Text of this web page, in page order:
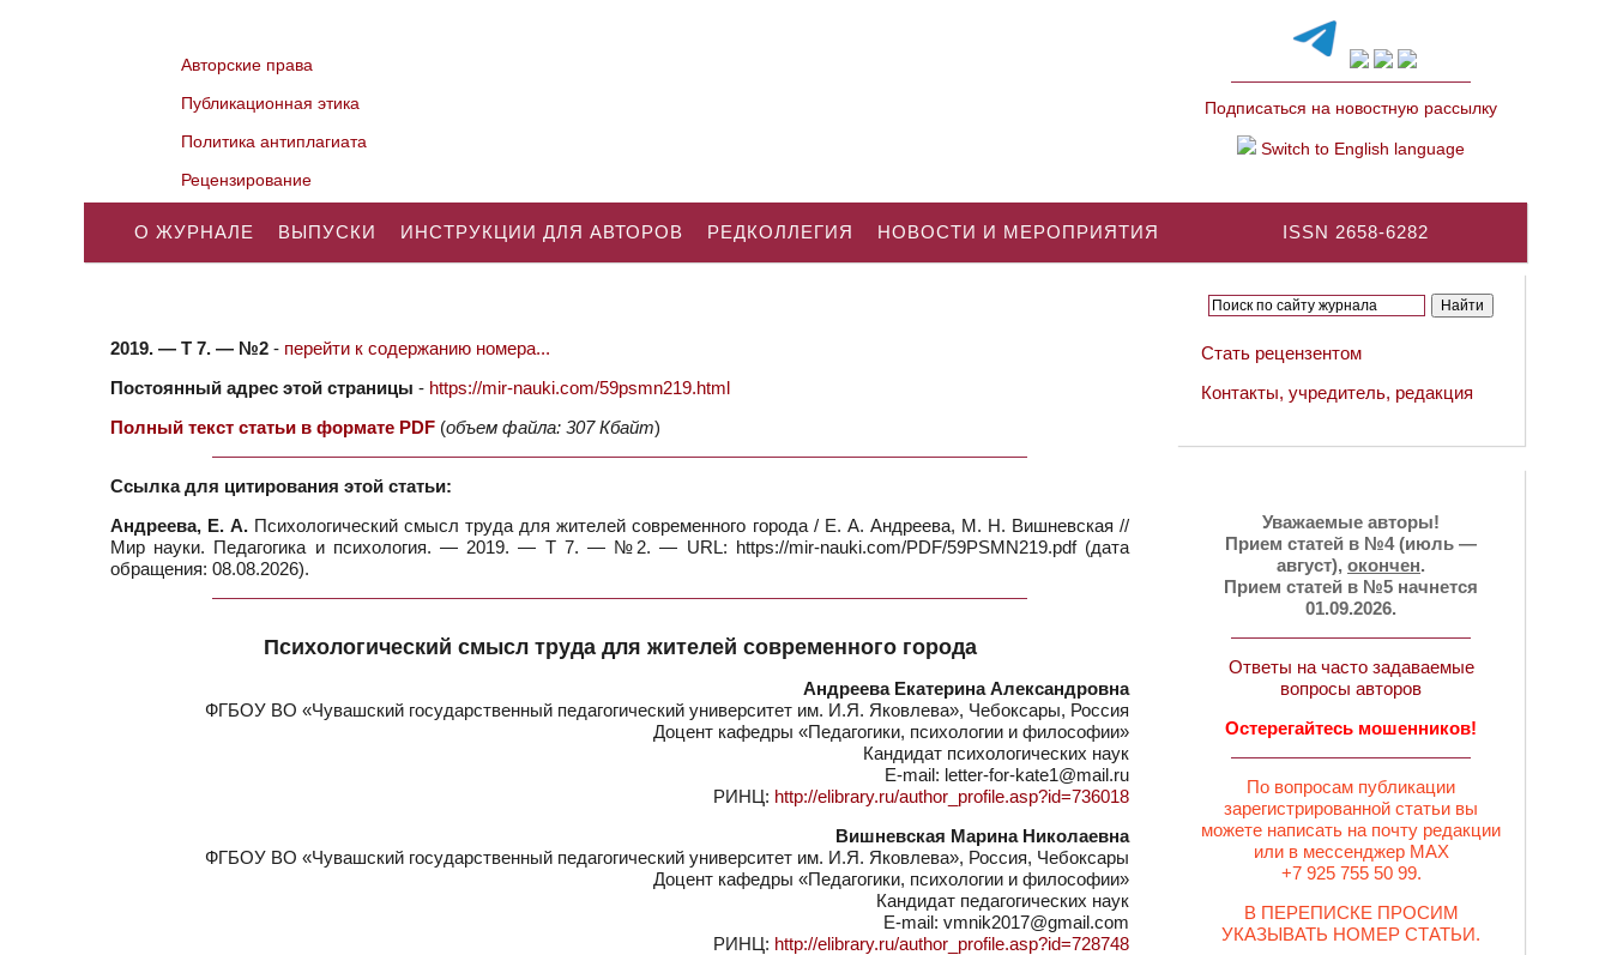
Авторские права
Публикационная этика
Политика антиплагиата
Рецензирование
Подписаться на новостную рассылку
Switch to English language
ISSN 2658-6282
О ЖУРНАЛЕ ВЫПУСКИ ИНСТРУКЦИИ ДЛЯ АВТОРОВ РЕДКОЛЛЕГИЯ НОВОСТИ И МЕРОПРИЯТИЯ
2019. — Т 7. — №2 - перейти к содержанию номера...
Постоянный адрес этой страницы - https://mir-nauki.com/59psmn219.html
Полный текст статьи в формате PDF (объем файла: 307 Кбайт)
Ссылка для цитирования этой статьи:
Андреева, Е. А. Психологический смысл труда для жителей современного города / Е. А. Андреева, М. Н. Вишневская //
Мир науки. Педагогика и психология. — 2019. — Т 7. — №2. — URL: https://mir-nauki.com/PDF/59PSMN219.pdf (дата
обращения: 08.08.2026).
Психологический смысл труда для жителей современного города
Андреева Екатерина Александровна
ФГБОУ ВО «Чувашский государственный педагогический университет им. И.Я. Яковлева», Чебоксары, Россия
Доцент кафедры «Педагогики, психологии и философии»
Кандидат психологических наук
E-mail: letter-for-kate1@mail.ru
РИНЦ: http://elibrary.ru/author_profile.asp?id=736018
Вишневская Марина Николаевна
ФГБОУ ВО «Чувашский государственный педагогический университет им. И.Я. Яковлева», Россия, Чебоксары
Доцент кафедры «Педагогики, психологии и философии»
Кандидат педагогических наук
E-mail: vmnik2017@gmail.com
РИНЦ: http://elibrary.ru/author_profile.asp?id=728748
Стать рецензентом
Контакты, учредитель, редакция
Уважаемые авторы!
Прием статей в №4 (июль —
август), окончен.
Прием статей в №5 начнется
01.09.2026.
Ответы на часто задаваемые
вопросы авторов
Остерегайтесь мошенников!
По вопросам публикации
зарегистрированной статьи вы
можете написать на почту редакции
или в мессенджер MAX
+7 925 755 50 99.
В ПЕРЕПИСКЕ ПРОСИМ
УКАЗЫВАТЬ НОМЕР СТАТЬИ.